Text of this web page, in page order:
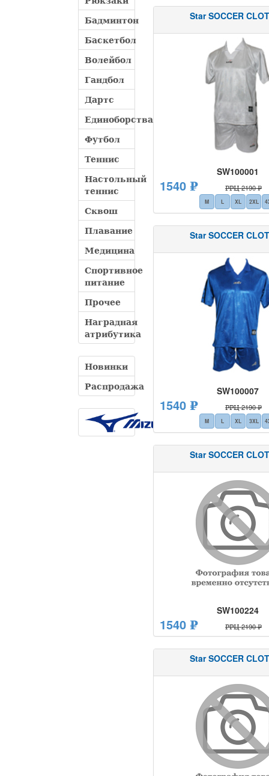
Бадминтон
Баскетбол
Волейбол
Гандбол
Дартс
Единоборства
Футбол
Теннис
Настольный
теннис
Сквош
Плавание
Медицина
Спортивное
питание
Прочее
Наградная
атрибутика
Новинки
Распродажа
Star SOCCER
SW100001
1540 ₽ РРЦ 2190 ₽
M L XL 2XL
Star SOCCER
SW100007
1540 ₽ РРЦ 2190 ₽
M L XL 3XL
Star SOCCER
SW100224
1540 ₽ РРЦ 2190 ₽
Star SOCCER